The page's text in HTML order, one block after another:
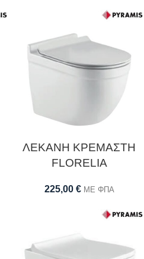
ΛΕΚΑΝΗ ΚΡΕΜΑΣΤΗ
FLORELIA
225,00 € ΜΕ ΦΠΑ